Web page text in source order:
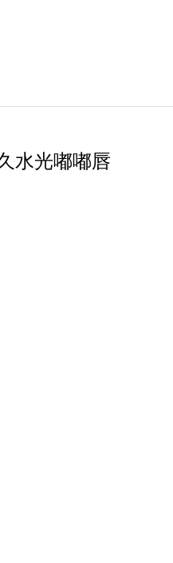
水光嘟嘟唇